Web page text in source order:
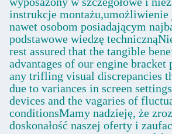
instrukcje montażu,umożliwienie
nawet osobom posiadającym
podstawowe wiedzę
rest assured that the tangible
advantages of our engine bracket
any trifling visual discrepancies
due to variances in screen
devices and the vagaries of
conditionsMamy nadzieję, że
doskonałość naszej oferty i